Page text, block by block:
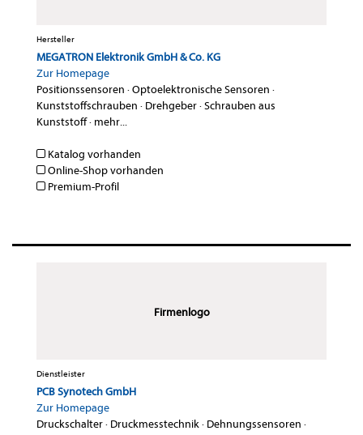
Hersteller
MEGATRON Elektronik GmbH & Co. KG
Zur Homepage
Positionssensoren ·Optoelektronische Sensoren ·
Kunststoffschrauben · Drehgeber·Schrauben aus
Kunststoff· mehr...
Katalog vorhanden
Online-Shop vorhanden
Premium-Profil
Firmenlogo
Dienstleister
PCB Synotech GmbH
Zur Homepage
Druckschalter· Druckmesstechnik· Dehnungssensoren ·